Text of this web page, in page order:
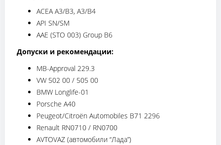
ACEA A3/B3, A3/B4
API SN/SM
AAE (STO 003) Group B6
Допуски и рекомендации:
MB-Approval 229.3
VW 502 00 / 505 00
BMW Longlife-01
Porsche A40
Peugeot/Citroën Automobiles B71 2296
Renault RN0710 / RN0700
AVTOVAZ (автомобили “Лада”)